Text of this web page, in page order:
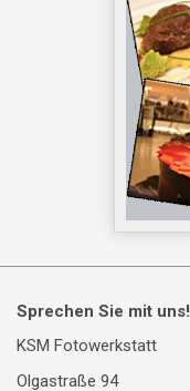
Sprechen Sie mit uns!
KSM Fotowerkstatt
Olgastraße 94